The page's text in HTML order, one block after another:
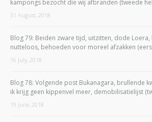
kampongs bezocht die wij afbranden (tweede
31 August, 2018
Blog 79: Beiden zware tijd, uitzitten, dode
nutteloos, behoeden voor moreel afzakken
16 July, 2018
Blog 78: Volgende post Bukanagara, brullende
ik krijg geen kippenvel meer, demobilisatielijst
19 June, 2018